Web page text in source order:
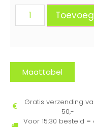
Maattabel
Gratis verzending
50,-
Voor 15:30 besteld =